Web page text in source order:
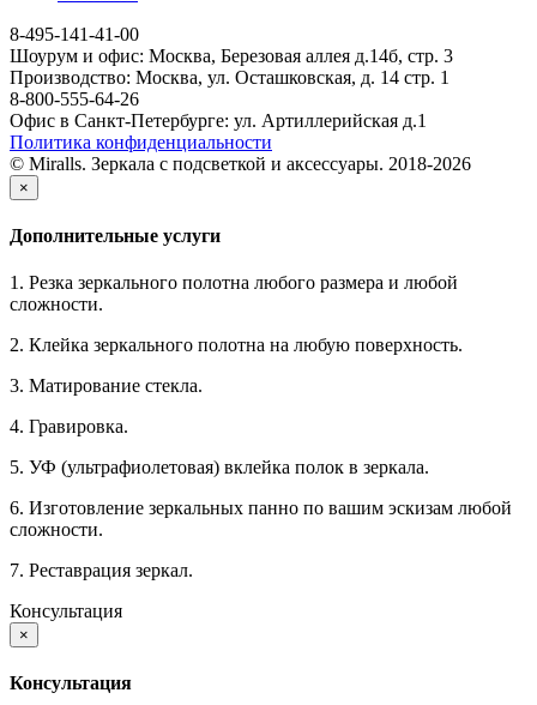
8-495-141-41-00
Шоурум и офис: Москва, Березовая аллея д.14б, стр. 3
Производство: Москва, ул. Осташковская, д. 14 стр. 1
8-800-555-64-26
Офис в Санкт-Петербурге: ул. Артиллерийская д.1
Политика конфиденциальности
© Miralls. Зеркала с подсветкой и аксессуары. 2018-2026
×
Дополнительные услуги
1. Резка зеркального полотна любого размера и любой
сложности.
2. Клейка зеркального полотна на любую поверхность.
3. Матирование стекла.
4. Гравировка.
5. УФ (ультрафиолетовая) вклейка полок в зеркала.
6. Изготовление зеркальных панно по вашим эскизам любой
сложности.
7. Реставрация зеркал.
Консультация
×
Консультация